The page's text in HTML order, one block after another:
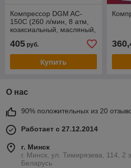
Компрессор DGM AC-
150C (260 л/мин, 8 атм,
коаксиальный, масляный,
кВт)
405 руб.
Купить
О нас
90% положительных из 20
Работает с 27.12.2014
г. Минск
г. Минск, ул. Тимирязева, 114, 2
Беларусь